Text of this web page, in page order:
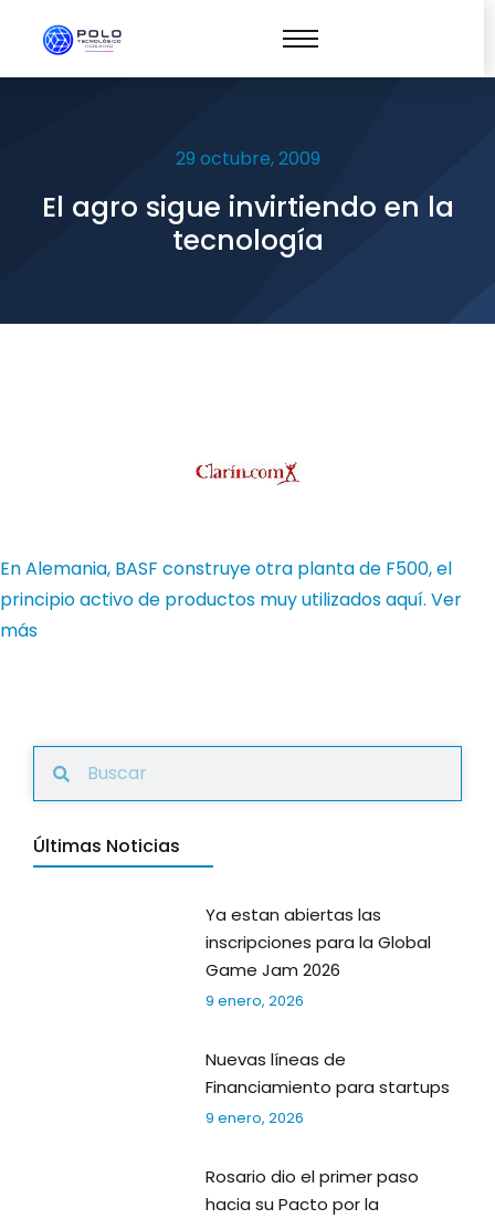
29 octubre, 2009
El agro sigue invirtiendo en la
tecnología
En Alemania, BASF construye otra planta de F500, el
principio activo de productos muy utilizados aquí. Ver
más
Últimas Noticias
Ya estan abiertas las
inscripciones para la Global
Game Jam 2026
9 enero, 2026
Nuevas líneas de
Financiamiento para startups
9 enero, 2026
Rosario dio el primer paso
hacia su Pacto por la